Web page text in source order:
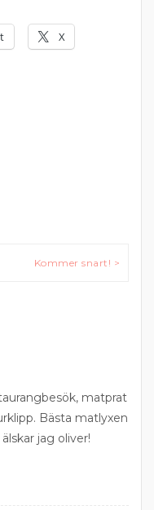
X
Kommer snart! >
matprat
Bästa matlyxen
jag oliver!